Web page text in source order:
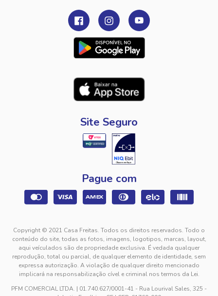
Site Seguro
Pague com
Copyright © 2021 Casa Freitas. Todos os direitos reservados. Todo o
conteúdo do site, todas as fotos, imagens, logotipos, marcas, layout,
aqui veículados são de propriedade exclusiva. É vedada qualquer
reprodução, total ou parcial, de qualquer elemento de identidade, sem
expressa autorização. A violação de qualquer direito mencionado
implicará na responsabilização cível e criminal nos termos da Lei.
PFM COMERCIAL LTDA. | 01.740.627/0001-41 - Rua Lourival Sales, 325 -